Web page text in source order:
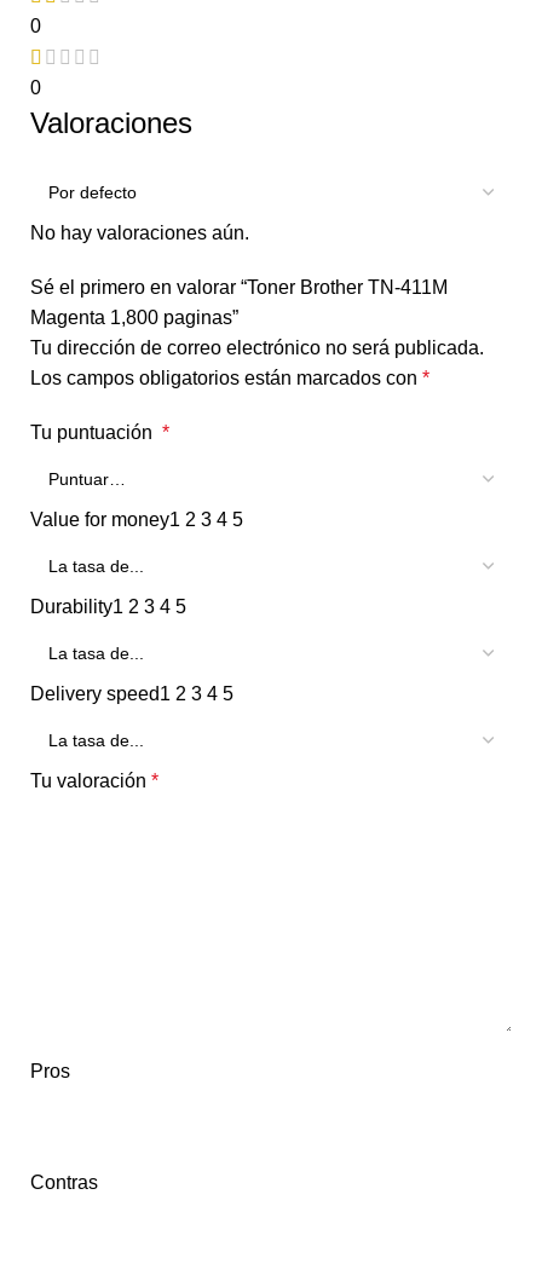
0
0
Valoraciones
No hay valoraciones aún.
Sé el primero en valorar “Toner Brother TN-411M
Magenta 1,800 paginas”
Tu dirección de correo electrónico no será publicada.
Los campos obligatorios están marcados con *
Tu puntuación *
Value for money1 2 3 4 5
Durability1 2 3 4 5
Delivery speed1 2 3 4 5
Tu valoración *
Pros
Contras